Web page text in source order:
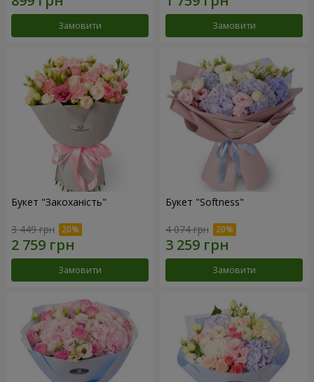
Замовити Замовити
Букет "Закоханість"
3 449 грн
Замовити
Букет "Softness"
4 074 грн
Замовити